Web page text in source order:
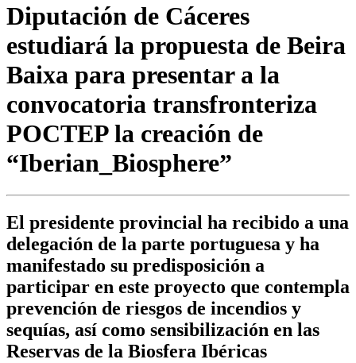
Diputación de Cáceres
estudiará la propuesta de Beira
Baixa para presentar a la
convocatoria transfronteriza
POCTEP la creación de
“Iberian_Biosphere”
El presidente provincial ha recibido a una
delegación de la parte portuguesa y ha
manifestado su predisposición a
participar en este proyecto que contempla
prevención de riesgos de incendios y
sequías, así como sensibilización en las
Reservas de la Biosfera Ibéricas